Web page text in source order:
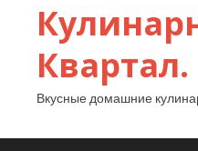
Квартал.
Вкусные домашние